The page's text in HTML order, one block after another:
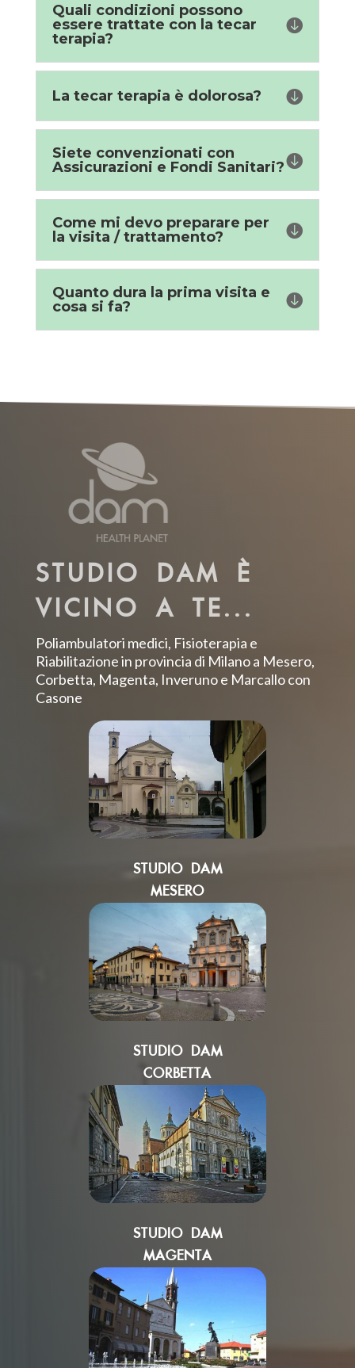
Quali condizioni possono
essere trattate con la tecar
terapia?

La tecar terapia è dolorosa? 
Siete convenzionati con
Assicurazioni e Fondi Sanitari?
Come mi devo preparare per
la visita / trattamento?

Quanto dura la prima visita e
cosa si fa?

STUDIO DAM È
VICINO A TE...
Poliambulatori medici, Fisioterapia e
Riabilitazione in provincia di Milano a Mesero,
Corbetta, Magenta, Inveruno e Marcallo con
Casone
STUDIO DAM
MESERO
STUDIO DAM
CORBETTA
STUDIO DAM
MAGENTA